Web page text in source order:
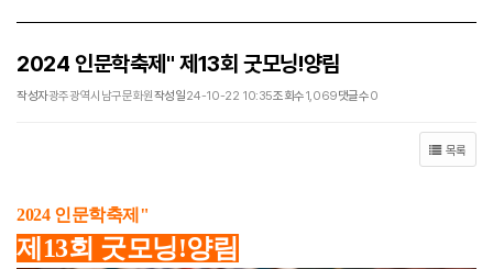
2024 인문학축제" 제13회 굿모닝!양림
작성자광주광역시남구문화원작성일24-10-22 10:35조회수1,069댓글수0
목록
2024 인문학축제"
제13회 굿모닝!양림